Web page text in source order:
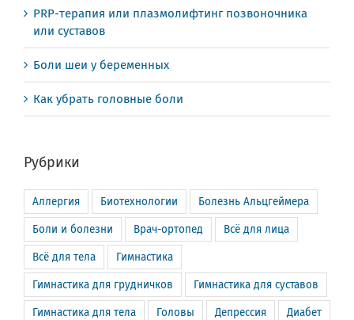
PRP-терапия или плазмолифтинг позвоночника
или суставов
Боли шеи у беременных
Как убрать головные боли
Рубрики
Аллергия Биотехнологии Болезнь Альцгеймера
Боли и болезни Врач-ортопед Всё для лица
Всё для тела Гимнастика
Гимнастика для грудничков Гимнастика для суставов
Гимнастика для тела Головы Депрессия Диабет